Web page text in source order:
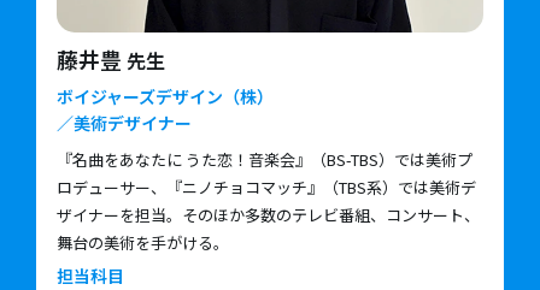
藤井豊 先生
ボイジャーズデザイン（株）
／美術デザイナー
『名曲をあなたに うた恋！音楽会』（BS-TBS）では美術プ
ロデューサー、『ニノチョコマッチ』（TBS系）では美術デ
ザイナーを担当。そのほか多数のテレビ番組、コンサート、
舞台の美術を手がける。
担当科目